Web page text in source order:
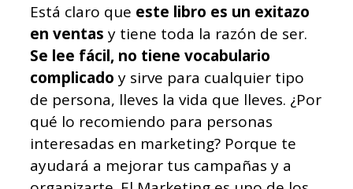
Está claro que este libro es un exitazo
en ventas y tiene toda la razón de ser.
Se lee fácil, no tiene vocabulario
complicado y sirve para cualquier tipo
de persona, lleves la vida que lleves. ¿Por
qué lo recomiendo para personas
interesadas en marketing? Porque te
ayudará a mejorar tus campañas y a